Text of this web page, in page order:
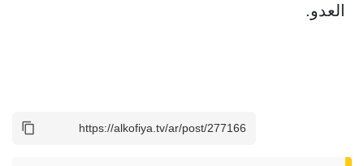
العدو.